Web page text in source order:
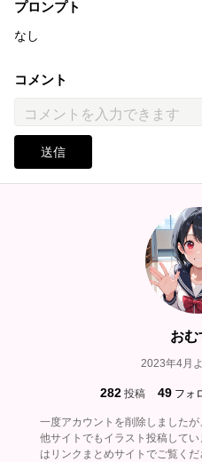
プロンプト
なし
コメント
送信
おむ
2023年4月
282 投稿 49 フォ
一度アカウントを削除しました
他サイトでもイラスト投稿して
はリンクまとめサイトでご覧くだ